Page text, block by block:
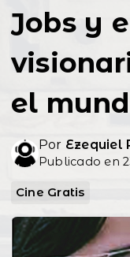
Jobs y
el
Por Ezequiel
Publicado en
Cine Gratis